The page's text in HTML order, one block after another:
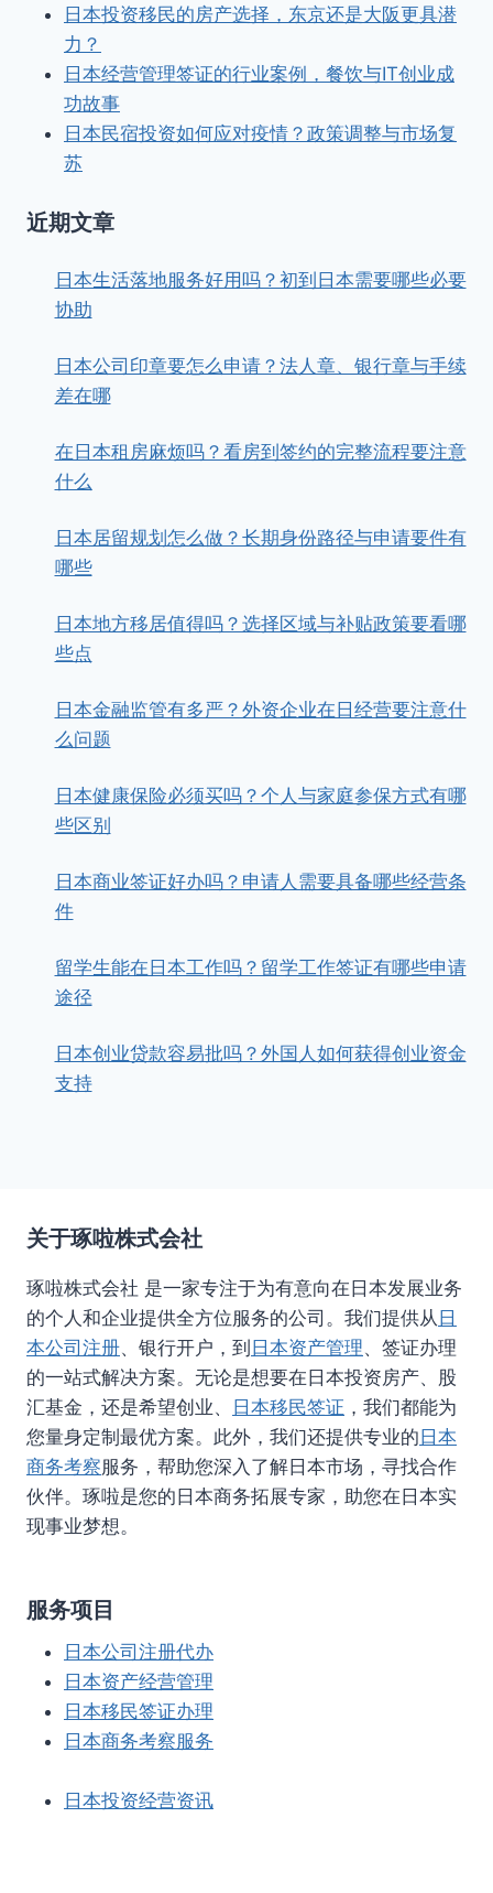
日本投资移民的房产选择，东京还是大阪更具潜
力？
日本经营管理签证的行业案例，餐饮与IT创业成
功故事
日本民宿投资如何应对疫情？政策调整与市场复
苏
近期文章
日本生活落地服务好用吗？初到日本需要哪些必要
协助
日本公司印章要怎么申请？法人章、银行章与手续
差在哪
在日本租房麻烦吗？看房到签约的完整流程要注意
什么
日本居留规划怎么做？长期身份路径与申请要件有
哪些
日本地方移居值得吗？选择区域与补贴政策要看哪
些点
日本金融监管有多严？外资企业在日经营要注意什
么问题
日本健康保险必须买吗？个人与家庭参保方式有哪
些区别
日本商业签证好办吗？申请人需要具备哪些经营条
件
留学生能在日本工作吗？留学工作签证有哪些申请
途径
日本创业贷款容易批吗？外国人如何获得创业资金
支持
关于琢啦株式会社
琢啦株式会社 是一家专注于为有意向在日本发展业务
的个人和企业提供全方位服务的公司。我们提供从 日
本公司注册、银行开户，到日本资产管理、签证办理
的一站式解决方案。无论是想要在日本投资房产、股
汇基金，还是希望创业、 日本移民签证 ，我们都能为
您量身定制最优方案。此外，我们还提供专业的日本
商务考察服务，帮助您深入了解日本市场，寻找合作
伙伴。琢啦是您的日本商务拓展专家，助您在日本实
现事业梦想。
服务项目
日本公司注册代办
日本资产经营管理
日本移民签证办理
日本商务考察服务
日本投资经营资讯